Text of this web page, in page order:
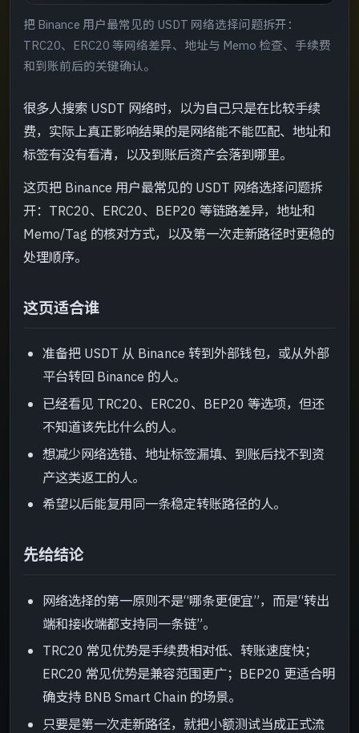
步骤 2：再看地址、标签和费用
步骤 3：新路径先做小额测试
步骤 4：到账后回看状态与下一步
常见网络怎么理解
TRC20 ->
ERC20
常见误区
下一步怎么接
把 Binance 用户最常见的 USDT 网络选择问题拆开：
TRC20、ERC20 等网络差异、地址与 Memo 检查、手续费
和到账前后的关键确认。
很多人搜索 USDT 网络时，以为自己只是在比较手续
费，实际上真正影响结果的是网络能不能匹配、地址和
标签有没有看清，以及到账后资产会落到哪里。
这页把 Binance 用户最常见的 USDT 网络选择问题拆
开：TRC20、ERC20、BEP20 等链路差异，地址和
Memo/Tag 的核对方式，以及第一次走新路径时更稳的
处理顺序。
这页适合谁
准备把 USDT 从 Binance 转到外部钱包，或从外部
平台转回 Binance 的人。
已经看见 TRC20、ERC20、BEP20 等选项，但还
不知道该先比什么的人。
想减少网络选错、地址标签漏填、到账后找不到资
产这类返工的人。
希望以后能复用同一条稳定转账路径的人。
先给结论
网络选择的第一原则不是“哪条更便宜”，而是“转出
端和接收端都支持同一条链”。
TRC20 常见优势是手续费相对低、转账速度快；
ERC20 常见优势是兼容范围更广；BEP20 更适合明
确支持 BNB Smart Chain 的场景。
只要是第一次走新路径，就把小额测试当成正式流